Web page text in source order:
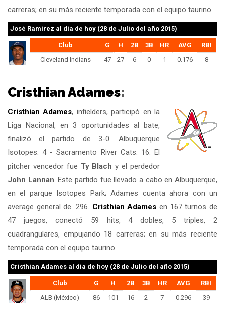
carreras; en su más reciente temporada con el equipo taurino.
José Ramírez al día de hoy (28 de Julio del año 2015)
Club G H 2B 3B HR AVG
RBI
Cleveland Indians
47 27 6 0 1 0.176 8
Cristhian Adames:
Cristhian Adames, infielders, participó en la
Liga Nacional, en 3 oportunidades al bate,
finalizó el partido de 3-0. Albuquerque
Isotopes: 4 - Sacramento River Cats: 16. El
pitcher vencedor fue Ty Blach y el perdedor
John Lannan. Este partido fue llevado a cabo en Albuquerque,
en el parque Isotopes Park; Adames cuenta ahora con un
average general de .296. Cristhian Adames en 167 turnos de
47 juegos, conectó 59 hits, 4 dobles, 5 triples, 2
cuadrangulares, empujando 18 carreras; en su más reciente
temporada con el equipo taurino.
Cristhian Adames al día de hoy (28 de Julio del año 2015)
Club G H 2B 3B HR AVG
RBI
ALB (México)
86 101 16 2 7 0.296 39